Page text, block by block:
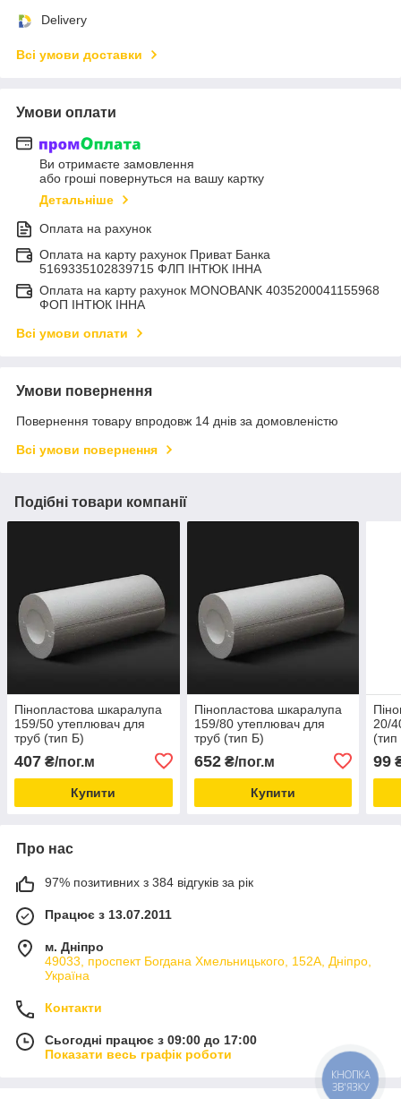
Delivery
Всі умови доставки
Умови оплати
Ви отримаєте замовлення
або гроші повернуться на вашу картку
Детальніше
Оплата на рахунок
Оплата на карту рахунок Приват Банка
5169335102839715 ФЛП ІНТЮК ІННА
Оплата на карту рахунок MONOBANK 4035200041155968
ФОП ІНТЮК ІННА
Всі умови оплати
Умови повернення
Повернення товару впродовж 14 днів за домовленістю
Всі умови повернення
Подібні товари компанії
Пінопластова шкаралупа
159/50 утеплювач для
труб (тип Б)
407 ₴/пог.м
Купити
Пінопластова шкаралупа
159/80 утеплювач для
труб (тип Б)
652₴/пог.м
Купити
20/
99
Про нас
97% позитивних з 384 відгуків за рік
Працює з 13.07.2011
м. Дніпро
49033, проспект Богдана Хмельницького, 152А, Дніпро,
Україна
Контакти
Сьогодні працює з 09:00 до 17:00
Показати весь графік роботи
КНОПКА
ЗВ'ЯЗКУ